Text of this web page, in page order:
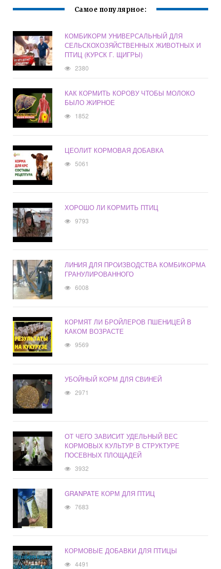
Самое популярное:
КОМБИКОРМ УНИВЕРСАЛЬНЫЙ ДЛЯ
СЕЛЬСКОХОЗЯЙСТВЕННЫХ ЖИВОТНЫХ И
ПТИЦ (КУРСК Г. ЩИГРЫ)
2380
КАК КОРМИТЬ КОРОВУ ЧТОБЫ МОЛОКО
БЫЛО ЖИРНОЕ
1852
ЦЕОЛИТ КОРМОВАЯ ДОБАВКА
5061
ХОРОШО ЛИ КОРМИТЬ ПТИЦ
9793
ЛИНИЯ ДЛЯ ПРОИЗВОДСТВА КОМБИКОРМА
ГРАНУЛИРОВАННОГО
6008
КОРМЯТ ЛИ БРОЙЛЕРОВ ПШЕНИЦЕЙ В
КАКОМ ВОЗРАСТЕ
9569
УБОЙНЫЙ КОРМ ДЛЯ СВИНЕЙ
2971
ОТ ЧЕГО ЗАВИСИТ УДЕЛЬНЫЙ ВЕС
КОРМОВЫХ КУЛЬТУР В СТРУКТУРЕ
ПОСЕВНЫХ ПЛОЩАДЕЙ
3932
GRANPATE КОРМ ДЛЯ ПТИЦ
7683
КОРМОВЫЕ ДОБАВКИ ДЛЯ ПТИЦЫ
4491